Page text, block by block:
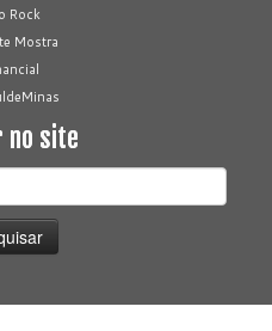
Rock
Mostra
no site